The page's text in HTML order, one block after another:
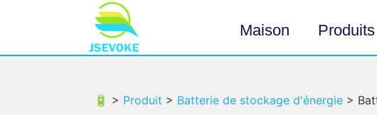
Maison Produits
🔋 > Produit > Batterie de stockage d'énergie >